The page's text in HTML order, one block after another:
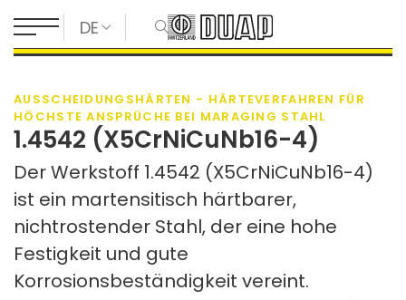
DE
AUSSCHEIDUNGSHÄRTEN - HÄRTEVERFAHREN FÜR
HÖCHSTE ANSPRÜCHE BEI MARAGING STAHL
1.4542 (X5CrNiCuNb16-4)
Der Werkstoff 1.4542 (X5CrNiCuNb16-4)
ist ein martensitisch härtbarer,
nichtrostender Stahl, der eine hohe
Festigkeit und gute
Korrosionsbeständigkeit vereint.